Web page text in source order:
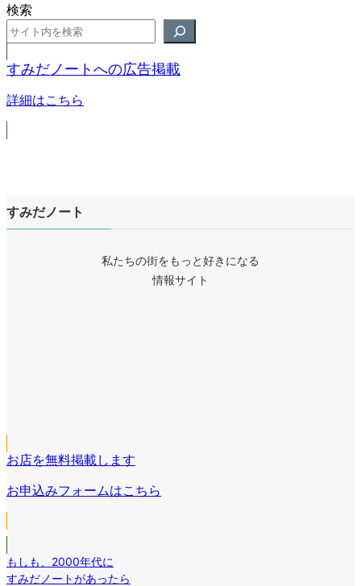
検索
すみだノートへの広告掲載
詳細はこちら
すみだノート
私たちの街をもっと好きになる
情報サイト
リ
ン
ク
ン
リ
ク
ン
ン
ク
お店を無料掲載します
お申込みフォームはこちら
もしも
2000年代に
すみだノートがあったら